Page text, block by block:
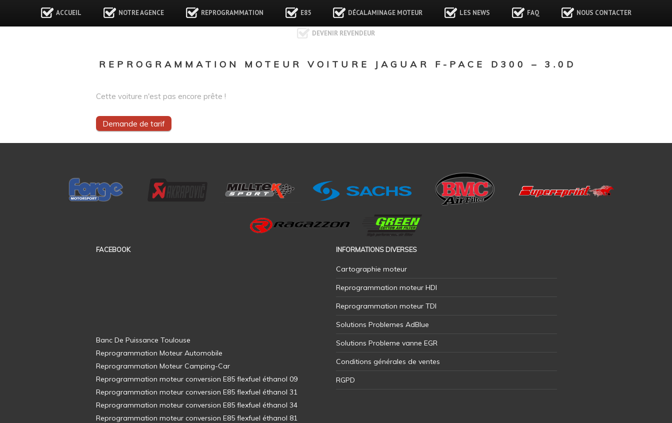
ACCUEIL NOTRE AGENCE REPROGRAMMATION E85 DÉCALAMINAGE MOTEUR LES NEWS FAQ NOUS CONTACTER
DEVENIR REVENDEUR
REPROGRAMMATION MOTEUR VOITURE JAGUAR F-PACE D300 – 3.0D
Cette voiture n'est pas encore prête !
Demande de tarif
FACEBOOK INFORMATIONS DIVERSES
Cartographie moteur
Reprogrammation moteur HDI
Reprogrammation moteur TDI
Solutions Problemes AdBlue
Solutions Probleme vanne EGR
Conditions générales de ventes
RGPD
Banc De Puissance Toulouse
Reprogrammation Moteur Automobile
Reprogrammation Moteur Camping-Car
Reprogrammation moteur conversion E85 flexfuel éthanol 09
Reprogrammation moteur conversion E85 flexfuel éthanol 31
Reprogrammation moteur conversion E85 flexfuel éthanol 34
Reprogrammation moteur conversion E85 flexfuel éthanol 81